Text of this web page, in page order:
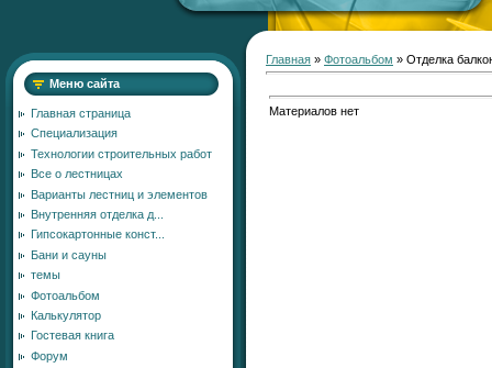
Меню сайта
Главная страница
Специализация
Технологии строительных работ
Все о лестницах
Варианты лестниц и элементов
Внутренняя отделка д...
Гипсокартонные конст...
Бани и сауны
темы
Фотоальбом
Калькулятор
Гостевая книга
Форум
Главная » Фотоальбом » Отделка
Материалов нет